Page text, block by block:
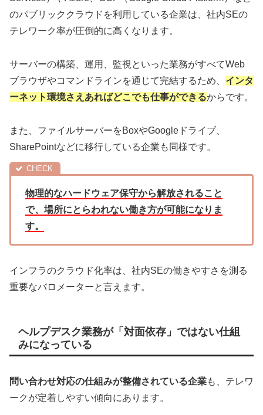
のパブリッククラウドを利用している企業は、社内SEの
テレワーク率が圧倒的に高くなります。
サーバーの構築、運用、監視といった業務がすべてWeb
ブラウザやコマンドラインを通じて完結するため、 インタ
ーネット環境さえあればどこでも仕事ができるからです。
また、ファイルサーバーをBoxやGoogleドライブ、
SharePointなどに移行している企業も同様です。
物理的なハードウェア保守から解放されること
で、場所にとらわれない働き方が可能になりま
す。
インフラのクラウド化率は、社内SEの働きやすさを測る
重要なバロメーターと言えます。
ヘルプデスク業務が「対面依存」ではない仕組
みになっている
問い合わせ対応の仕組みが整備されている企業も、テレワ
ークが定着しやすい傾向にあります。